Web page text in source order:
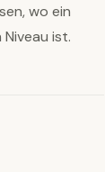
wo ein
ist.